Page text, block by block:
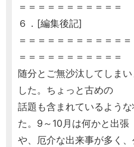
＝＝＝＝＝＝＝＝＝＝＝
６．[編集後記]
＝＝＝＝＝＝＝＝＝＝＝
＝＝＝＝＝＝＝＝＝＝＝
随分とご無沙汰してしま
した。ちょっと古めの
話題も含まれているよう
た。9～10月は何かと出張
や、厄介な出来事が多く、